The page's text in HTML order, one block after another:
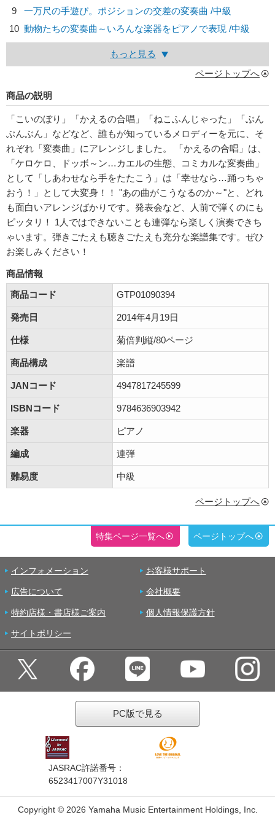
9
一万尺の手遊び。ポジションの交差の変奏曲 /中級
10 動物たちの変奏曲～いろんな楽器をピアノで表現 /中級
もっと見る
ページトップへ
商品の説明
「こいのぼり」「かえるの合唱」「ねこふんじゃった」「ぶん
ぶんぶん」などなど、誰もが知っているメロディーを元に、そ
れぞれ「変奏曲」にアレンジしました。 「かえるの合唱」は、
「ケロケロ、ドッボ～ン…カエルの生態、コミカルな変奏曲」
として「しあわせなら手をたたこう」は「幸せなら…踊っちゃ
おう！」として大変身！！ "あの曲がこうなるのか～"と、どれ
も面白いアレンジばかりです。発表会など、人前で弾くのにも
ピッタリ！ 1人ではできないことも連弾なら楽しく演奏できち
ゃいます。弾きごたえも聴きごたえも充分な楽譜集です。ぜひ
お楽しみください！
商品情報
商品コード
GTP01090394
発売日 2014年4月19日
仕様 菊倍判縦/80ページ
商品構成 楽譜
JANコード 4947817245599
ISBNコード 9784636903942
楽器 ピアノ
編成 連弾
難易度 中級
ページトップへ
特集ページ一覧へ ページトップへ
インフォメーション お客様サポート
広告について 会社概要
特約店様・書店様ご案内 個人情報保護方針
サイトポリシー
PC版で見る
JASRAC許諾番号：
6523417007Y31018
Copyright © 2026 Yamaha Music Entertainment Holdings, Inc.